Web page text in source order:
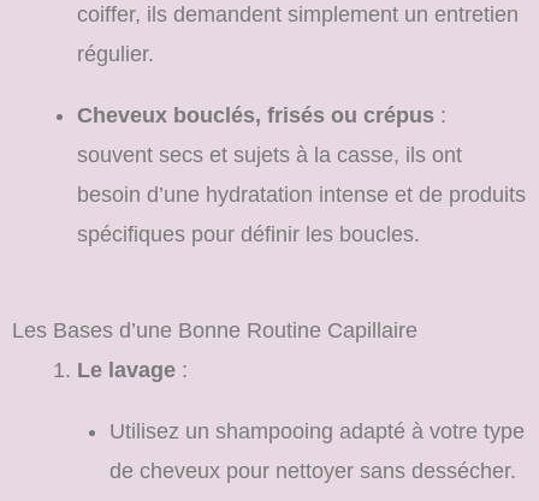
coiffer, ils demandent simplement un entretien
régulier.
Cheveux bouclés, frisés ou crépus :
souvent secs et sujets à la casse, ils ont
besoin d’une hydratation intense et de produits
spécifiques pour définir les boucles.
Les Bases d’une Bonne Routine Capillaire
Le lavage :
Utilisez un shampooing adapté à votre type
de cheveux pour nettoyer sans dessécher.